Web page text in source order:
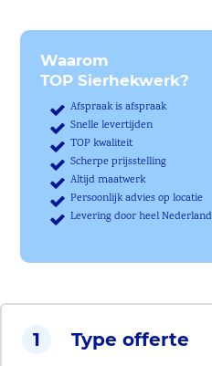
Waarom
TOP Sierhekwerk?
Afspraak is afspraak
Snelle levertijden
TOP kwaliteit
Scherpe prijsstelling
Altijd maatwerk
Persoonlijk advies op locatie
Levering door heel Nederland
1 Type offerte